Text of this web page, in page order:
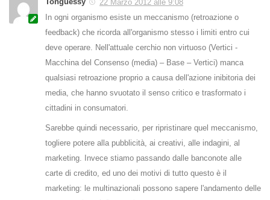
22 Marzo 2012 alle 9:08
In ogni organismo esiste un meccanismo (retroazione o
feedback) che ricorda all'organismo stesso i limiti entro cui
deve operare. Nell'attuale cerchio non virtuoso (Vertici -
Macchina del Consenso (media) – Base – Vertici) manca
qualsiasi retroazione proprio a causa dell'azione inibitoria dei
media, che hanno svuotato il senso critico e trasformato i
cittadini in consumatori.
Sarebbe quindi necessario, per ripristinare quel meccanismo,
togliere potere alla pubblicità, ai creativi, alle indagini, al
marketing. Invece stiamo passando dalle banconote alle
carte di credito, ed uno dei motivi di tutto questo è il
marketing: le multinazionali possono sapere l'andamento delle